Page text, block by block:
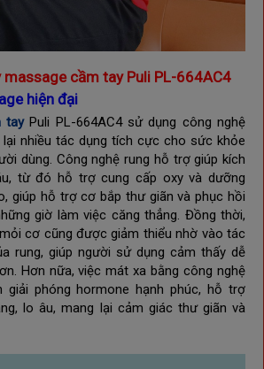
massage cầm tay Puli PL-664AC4
hiện đại
tayPuli PL-664AC4 sử dụng công nghệ
lại nhiều tác dụng tích cực cho sức khỏe
dùng. Công nghệ rung hỗ trợ giúp kích
từ đó hỗ trợ cung cấp oxy và dưỡng
giúp hỗ trợ cơ bắp thư giãn và phục hồi
giờ làm việc căng thẳng. Đồng thời,
cơ cũng được giảm thiểu nhờ vào tác
rung, giúp người sử dụng cảm thấy dễ
Hơn nữa, việc mát xa bằng công nghệ
giải phóng hormone hạnh phúc, hỗ trợ
lo âu, mang lại cảm giác thư giãn và